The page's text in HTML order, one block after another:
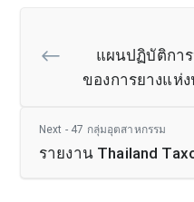
แผนปฏิบัติกา
ของการยางแห่
Next - 47 กลุ่มอุตสาหกรรม
รายงาน Thailand